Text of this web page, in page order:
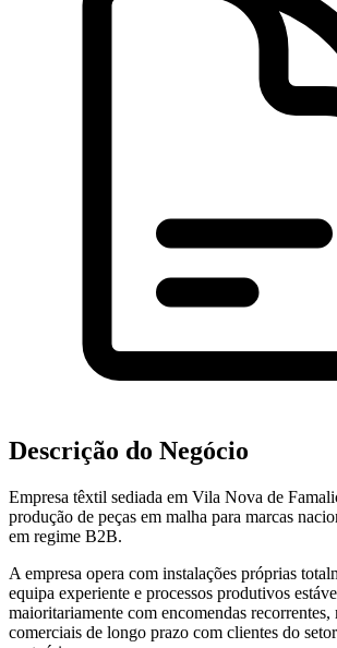
Descrição do Negócio
Empresa têxtil sediada em Vila Nova de
produção de peças em malha para marcas
em regime B2B.
A empresa opera com instalações próprias
equipa experiente e processos produtivos
maioritariamente com encomendas recorrentes,
comerciais de longo prazo com clientes do